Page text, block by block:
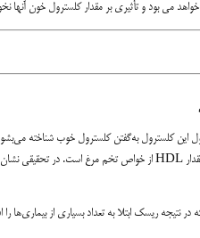
می بود و تأثیری بر مقدار کلسترول خون آنها
ریسک ابتلا به تعداد بسیاری از بیماری‌ها